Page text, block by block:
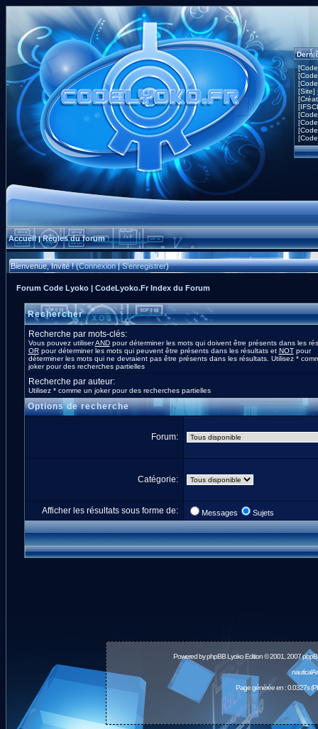
[Site]
Accueil|Règles du forum
Bienvenue, Invité ! (Connexion|S'enregistrer)
Forum Code Lyoko | CodeLyoko.Fr Index du Forum
Rechercher
Recherche par mots-clés:
Vous pouvez utiliserANDpour déterminer les mots qui doivent être présents dans les
ORpour déterminer les mots qui peuvent être présents dans les résultats et NOTpour
déterminer les mots qui ne devraient pas être présents dans les résultats. Utilisez *
joker pour des recherches partielles
Recherche par auteur:
Utilisez * comme un joker pour des recherches partielles
Options de recherche
Forum:
Catégorie:
Afficher les résultats sous forme de: Messages Sujets
Powered byphpBBLyoko Edition © 2001, 2007
Page générée en : 0.0327s